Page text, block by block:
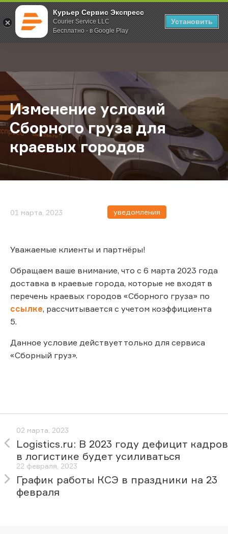
Курьер Сервис Экспресс
Courier Service LLC
Бесплатно - в Google Play
Установить
; Главная О компании Новости Изменение условий Сборного
Изменение условий
Сборного груза для
краевых городов
01 марта, 2023 уведомления
Уважаемые клиенты и партнёры!
Обращаем ваше внимание, что с 6 марта 2023 года
доставка в краевые города, которые не входят в
перечень краевых городов «Сборного груза» по
ссылке, рассчитывается с учетом коэффициента
5.
Данное условие действует только для сервиса
«Сборный груз».
02 марта, 2023
Logistics.ru: В 2023 году дефицит кадров
в логистике будет усиливаться
22 февраля, 2023
График работы КСЭ в праздники на 23
февраля